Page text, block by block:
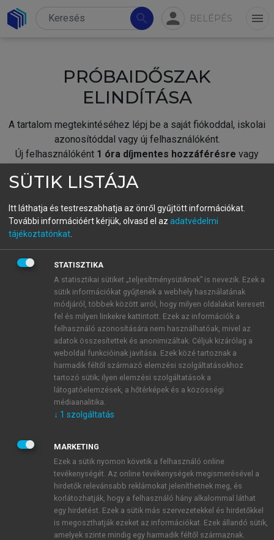
search person BELÉPÉS menu
PRÓBAIDŐSZAK
ELINDÍTÁSA
A tartalom megtekintéséhez lépj be a saját fiókoddal, iskolai
azonosítóddal vagy új felhasználóként.
Új felhasználóként 1 óra díjmentes hozzáférésre vagy
fiókoddal,vagy hozz létre új fiókot.
A regisztráció után apróbaidőszakautomatikusan
BELÉPÉS SAJÁT FIÓKKAL
ÚJ FIÓK LÉTREHOZÁSA
1 óra díjmentes hozzáférés
E-MAIL-CÍM
JELSZÓ
JELSZÓ ÚJRA
Kérek értesítést a MeRSZ újdonságairól, akcióiról.
SÜTIK LISTÁJA
Itt láthatja és testreszabhatja az önről gyűjtött információkat.
További információért kérjük, olvasd el az adatvédelmi
tájékoztatónkat
STATISZTIKA
A statisztikai sütiket „teljesítménysütiknek” is nevezik. Ezek a
sütik információkat gyűjtenek a webhely használatának
módjáról, többek között arról, hogy milyen oldalakat keresett
fel és milyen linkekre kattintott. Ezek az információk a
felhasználó azonosítására nem használhatóak, mivel az
adatok összesítettek és anonimizáltak. Céljuk kizárólag a
weboldal funkcióinak javítása. Ezek közé tartoznak a
harmadik féltől származó elemzési szolgáltatásokhoz
tartozó sütik; ilyen elemzési szolgáltatások a
látogatóelemzések, a hőtérképek és a közösségi
médiaanalitika.
↓ 1 szolgáltatás
MARKETING
Ezek a sütik nyomon követik a felhasználó online
tevékenységét. Az online tevékenységek megismerésével a
hirdetők relevánsabb reklámokat jeleníthetnek meg, és
korlátozhatják, hogy a felhasználó hány alkalommal láthat
egy hirdetést. Ezek a sütik más szervezetekkel és hirdetőkkel
is megoszthatják ezeket az információkat. Ezek állandó sütik,
amelyek szinte mindig egy harmadik féltől származnak.